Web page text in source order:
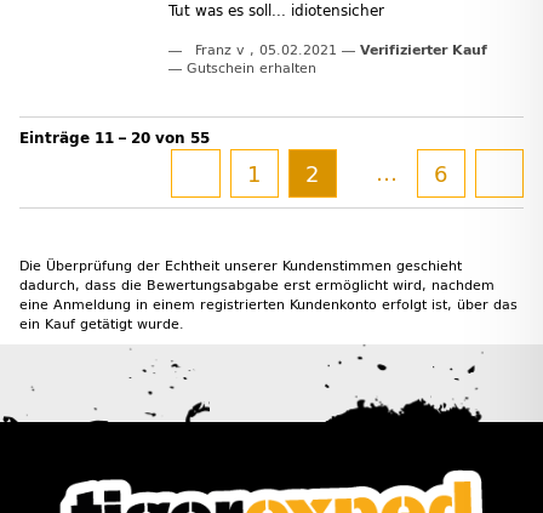
Tut was es soll... idiotensicher
Franz v , 05.02.2021
Verifizierter Kauf
Gutschein erhalten
Einträge 11 – 20 von 55
1 2 … 6
Die Überprüfung der Echtheit unserer Kundenstimmen geschieht
dadurch, dass die Bewertungsabgabe erst ermöglicht wird, nachdem
eine Anmeldung in einem registrierten Kundenkonto erfolgt ist, über das
ein Kauf getätigt wurde.